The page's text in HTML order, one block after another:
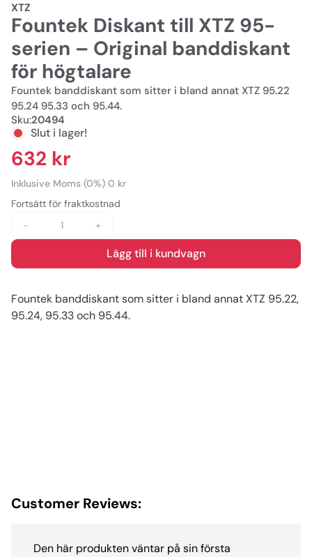
XTZ
Fountek Diskant till XTZ 95-
serien – Original banddiskant
för högtalare
Fountek banddiskant som sitter i bland annat XTZ 95.22
95.24 95.33 och 95.44.
Sku:20494
Slut i lager!
632 kr
Inklusive Moms (0%) 0 kr
Fortsätt för fraktkostnad
-
+
Lägg till i kundvagn
Fountek banddiskant som sitter i bland annat XTZ 95.22,
95.24, 95.33 och 95.44.
Customer Reviews:
Den här produkten väntar på sin första